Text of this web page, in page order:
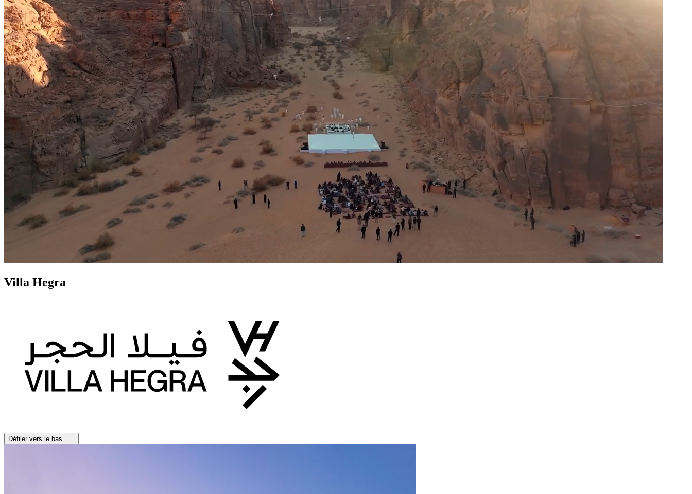
Villa Hegra
Défiler vers le bas